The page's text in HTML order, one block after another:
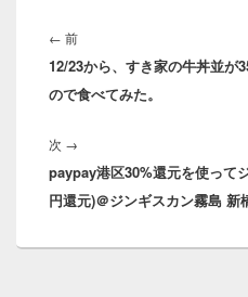
稿
ナ
ビ
ゲ
シ
ョ
ン
← 前前
の
投
12/23から、すき家の牛丼並
ので食べてみた。
次 →
の
投
paypay港区30%還元を使って
円還元)＠ジンギスカン霧島 新